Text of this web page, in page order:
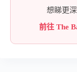
想睇更
前往 The